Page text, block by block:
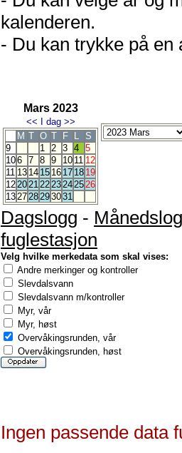
kalenderen.
- Du kan trykke på en
Mars 2023
<< I dag >>
M T O T F L
S
9
1 2 3 4 5
106 7 8 9 10 11 12
11 13 14 15 16 17 18 19
1220212223242526
132728293031
Dagslogg -
fuglestasjon
Velg hvilke merkedata som skal vises:
Andre merkinger og kontroller
Slevdalsvann
Slevdalsvann m/kontroller
Myr, vår
Myr, høst
Overvåkingsrunden, vår
Overvåkingsrunden, høst
Ingen passende data